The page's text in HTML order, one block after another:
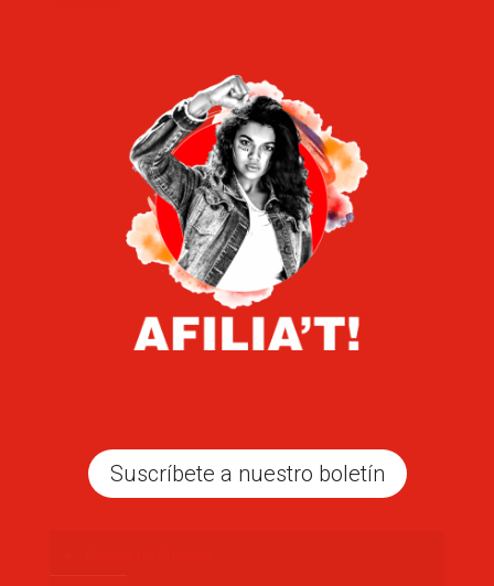
Suscríbete a nuestro boletín